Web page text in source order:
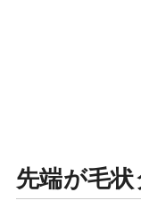
先端が毛